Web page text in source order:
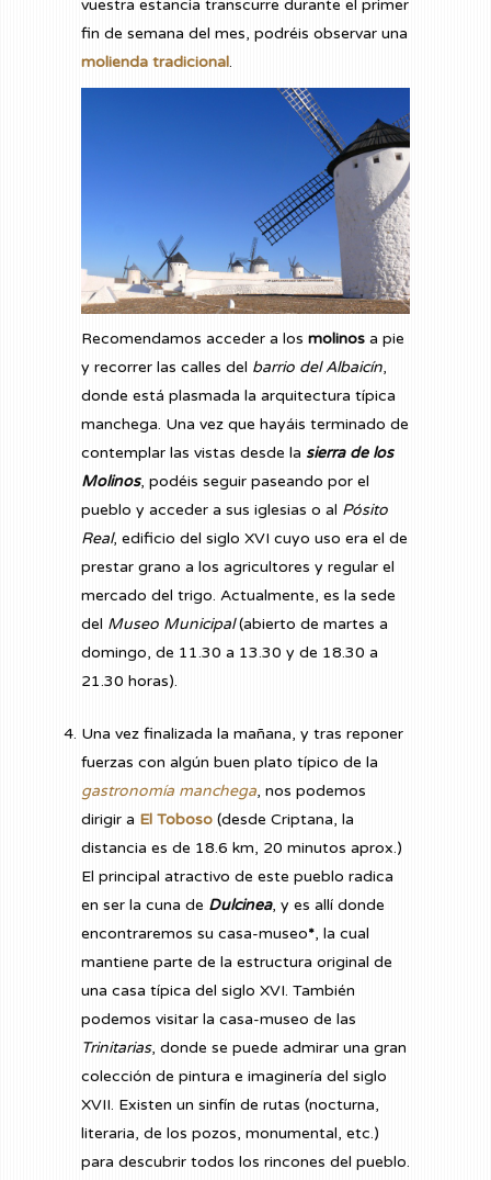
vuestra estancia transcurre durante el primer
fin de semana del mes, podréis observar una
molienda tradicional.
Recomendamos acceder a los molinos a pie
y recorrer las calles del barrio del Albaicín,
donde está plasmada la arquitectura típica
manchega. Una vez que hayáis terminado de
contemplar las vistas desde la sierra de los
Molinos, podéis seguir paseando por el
pueblo y acceder a sus iglesias o al Pósito
Real, edificio del siglo XVI cuyo uso era el de
prestar grano a los agricultores y regular el
mercado del trigo. Actualmente, es la sede
del Museo Municipal(abierto de martes a
domingo, de 11.30 a 13.30 y de 18.30 a
21.30 horas).
Una vez finalizada la mañana, y tras reponer
fuerzas con algún buen plato típico de la
gastronomía manchega, nos podemos
dirigir a El Toboso (desde Criptana, la
distancia es de 18.6 km, 20 minutos aprox.)
El principal atractivo de este pueblo radica
en ser la cuna de Dulcinea, y es allí donde
encontraremos su casa-museo*, la cual
mantiene parte de la estructura original de
una casa típica del siglo XVI. También
podemos visitar la casa-museo de las
Trinitarias, donde se puede admirar una gran
colección de pintura e imaginería del siglo
XVII. Existen un sinfín de rutas (nocturna,
literaria, de los pozos, monumental, etc.)
para descubrir todos los rincones del pueblo.